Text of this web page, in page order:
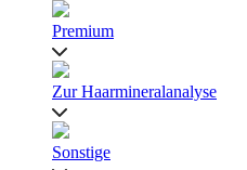
Premium
Zur Haarmineralanalyse
Sonstige